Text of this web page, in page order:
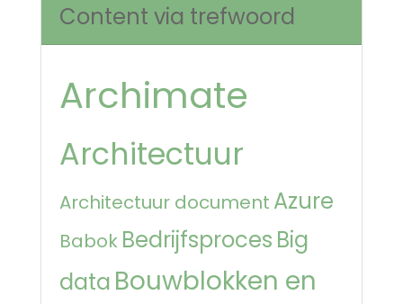
Content via trefwoord
Archimate
Architectuur
Architectuur document Azure
Babok Bedrijfsproces Big
data Bouwblokken en